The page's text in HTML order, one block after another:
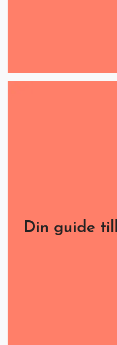
Din guide